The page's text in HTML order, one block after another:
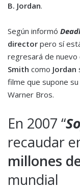
B. Jordan.
Según informó
director pero sí
regresará de nuevo
Smith como Jordan
filme que supone
Warner Bros.
En 2007 “
recaudar
millones
mundial